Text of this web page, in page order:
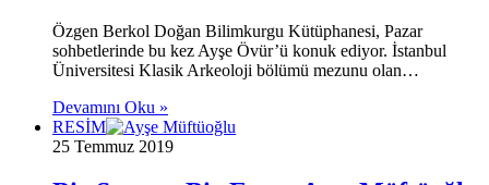
Özgen Berkol Doğan Bilimkurgu Kütüphanesi, Pazar
sohbetlerinde bu kez Ayşe Övür’ü konuk ediyor. İstanbul
Üniversitesi Klasik Arkeoloji bölümü mezunu olan…
Devamını Oku »
RESİM
25 Temmuz 2019